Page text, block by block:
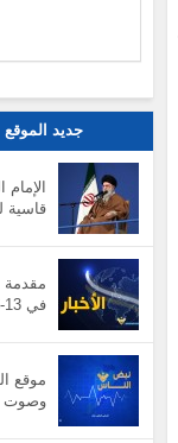
جديد الموقع
قاسية
مقدمة
في 13-6-2025
موقع
وصوت